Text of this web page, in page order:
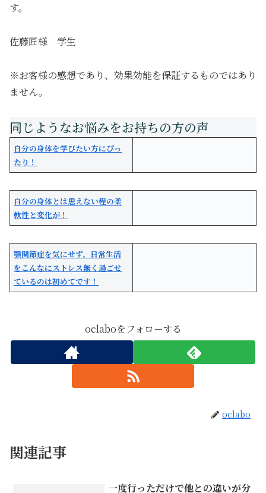
す。
佐藤匠様 学生
※お客様の感想であり、効果効能を保証するものではあり
ません。
自分の身体を学びたい方にぴっ
たり！
自分の身体とは思えない程の柔
軟性と変化が！
顎関節症を気にせず、日常生活
をこんなにストレス無く過ごせ
ているのは初めてです！
oclaboをフォローする
oclabo
関連記事
一度行っただけで他との違いが分